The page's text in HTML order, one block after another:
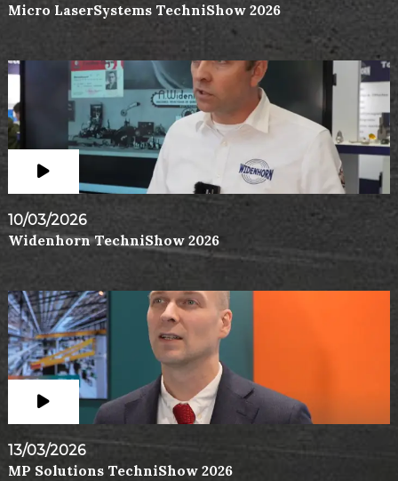
Micro LaserSystems TechniShow 2026
10/03/2026
Widenhorn TechniShow 2026
13/03/2026
MP Solutions TechniShow 2026